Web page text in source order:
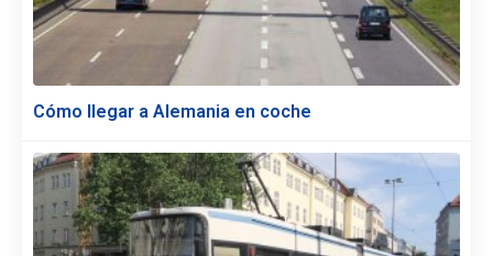
Cómo llegar a Alemania en coche